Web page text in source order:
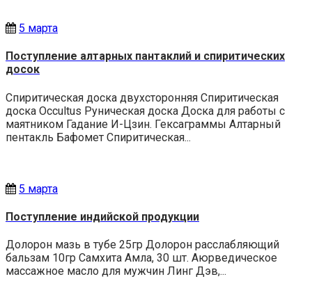
5 марта
Поступление алтарных пантаклий и спиритических
досок
Спиритическая доска двухсторонняя Спиритическая
доска Occultus Руническая доска Доска для работы с
маятником Гадание И-Цзин. Гексаграммы Алтарный
пентакль Бафомет Спиритическая...
5 марта
Поступление индийской продукции
Долорон мазь в тубе 25гр Долорон расслабляющий
бальзам 10гр Самхита Амла, 30 шт. Аюрведическое
массажное масло для мужчин Линг Дэв,...